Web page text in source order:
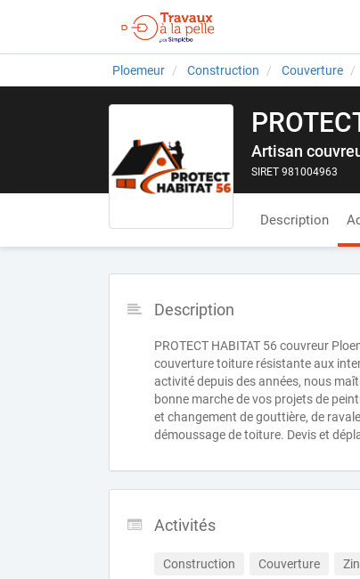
Ploemeur Construction Couverture
Artisan
SIRET 981004963
Description
Description
PROTECT HABITAT 56 couvreur
couverture toiture résistante aux
activité depuis des années, nous
bonne marche de vos projets de
et changement de gouttière, de
démoussage de toiture. Devis et
Activités
Construction Couverture